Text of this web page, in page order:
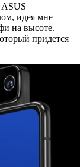
идея мне
на высоте.
придется